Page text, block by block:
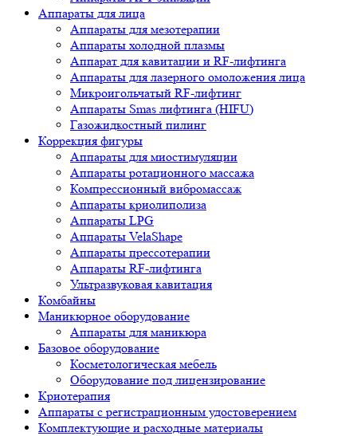
Аппараты для лица
Аппараты для мезотерапии
Аппараты холодной плазмы
Аппарат для кавитации и RF-лифтинга
Аппараты для лазерного омоложения лица
Микроигольчатый RF-лифтинг
Аппараты Smas лифтинга (HIFU)
Газожидкостный пилинг
Коррекция фигуры
Аппараты для миостимуляции
Аппараты ротационного массажа
Компрессионный вибромассаж
Аппараты криолиполиза
Аппараты LPG
Аппараты VelaShape
Аппараты прессотерапии
Аппараты RF-лифтинга
Ультразвуковая кавитация
Комбайны
Маникюрное оборудование
Аппараты для маникюра
Базовое оборудование
Косметологическая мебель
Оборудование под лицензирование
Криотерапия
Аппараты c регистрационным удостоверением
Комплектующие и расходные материалы